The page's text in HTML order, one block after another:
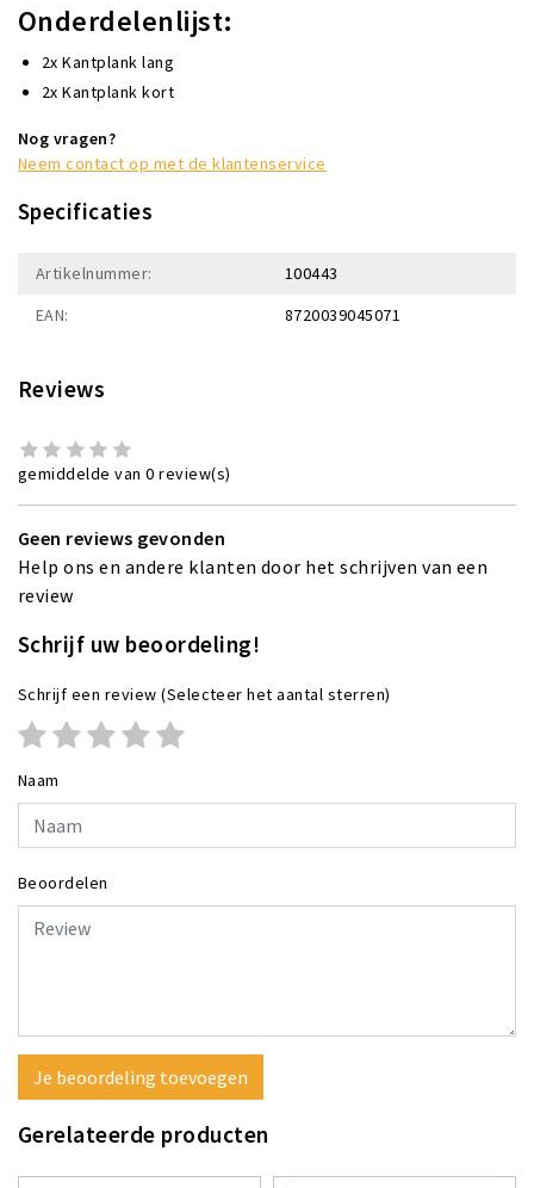
Onderdelenlijst:
2x Kantplank lang
2x Kantplank kort
Nog vragen?
Neem contact op met de klantenservice
Specificaties
Artikelnummer:
100443
EAN:
8720039045071
Reviews
gemiddelde van 0 review(s)
Geen reviews gevonden
Help ons en andere klanten door het schrijven van een
review
Schrijf uw beoordeling!
Schrijf een review (Selecteer het aantal sterren)
Naam
Beoordelen
Je beoordeling toevoegen
Gerelateerde producten